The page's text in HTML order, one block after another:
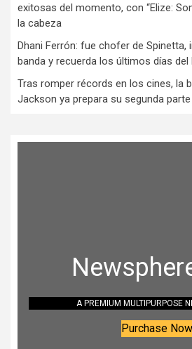
exitosas del momento, con “Elize:
la cabeza
Dhani Ferrón: fue chofer de Spinetta,
banda y recuerda los últimos días del
Tras romper récords en los cines, la
Jackson ya prepara su segunda parte
A PREMIUM MULTIPURPOSE
Purchase Now